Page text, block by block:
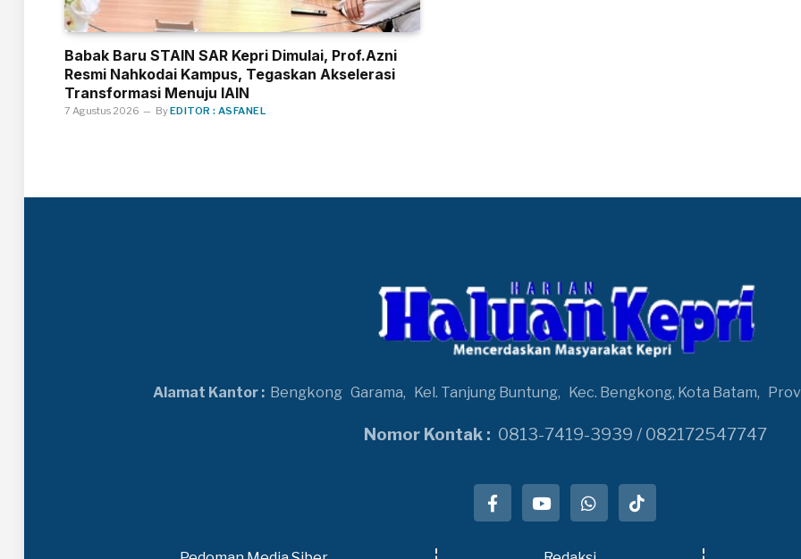
Babak Baru STAIN SAR Kepri Dimulai, Prof.Azni
Resmi Nahkodai Kampus, Tegaskan Akselerasi
Transformasi Menuju IAIN
7 Agustus 2026 ByEDITOR : ASFANEL
Alamat Kantor : Bengkong Garama, Kel. Tanjung Buntung, Kec. Bengkong, Kota Batam,
Nomor Kontak : 0813-7419-3939 / 082172547747